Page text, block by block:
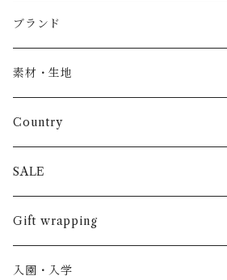
Baby
トップス
長袖
半袖
パンツ
長ズボン
半ズボン
スカート
ワンピース
カーディガン / 羽織もの
ブランド
AS WE GROW
ARCH&LINE
BABE & TESS
BOBOCHOSES
BONHEUR DU JOUR
素材・生地
コットン 100%
リネン( 麻 )
ウール
アルパカ
Country
France / フランス
Italy / イタリア
NY / ニューヨーク
SALE
男の子
女の子
Gift wrapping
入園・入学